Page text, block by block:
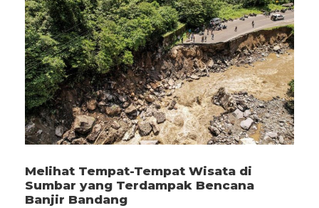
Melihat Tempat-Tempat Wisata di
Sumbar yang Terdampak Bencana
Banjir Bandang